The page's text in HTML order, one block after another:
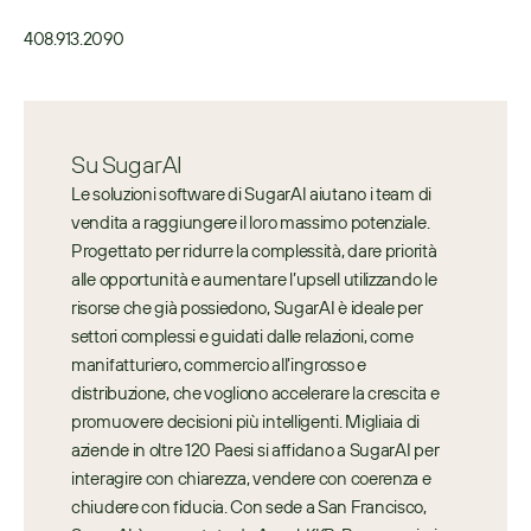
408.913.​2090
Su SugarAI
Le soluzioni software di SugarAI aiutano i team di
vendita a raggiungere il loro massimo potenziale.
Progettato per ridurre la complessità, dare priorità
alle opportunità e aumentare l’upsell utilizzando le
risorse che già possiedono, SugarAI è ideale per
settori complessi e guidati dalle relazioni, come
manifatturiero, commercio all’ingrosso e
distribuzione, che vogliono accelerare la crescita e
promuovere decisioni più intelligenti. Migliaia di
aziende in oltre 120 Paesi si affidano a SugarAI per
interagire con chiarezza, vendere con coerenza e
chiudere con fiducia. Con sede a San Francisco,